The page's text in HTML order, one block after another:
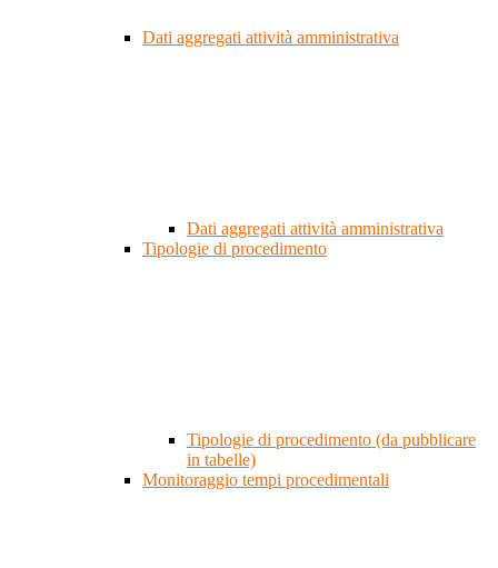
Dati aggregati attività amministrativa
Dati aggregati attività amministrativa
Tipologie di procedimento
Tipologie di procedimento (da pubblicare
in tabelle)
Monitoraggio tempi procedimentali